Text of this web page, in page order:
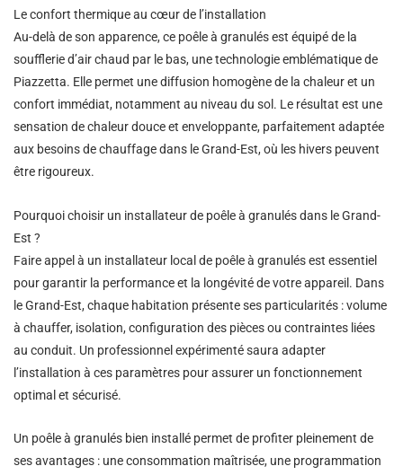
Le confort thermique au cœur de l’installation
Au-delà de son apparence, ce poêle à granulés est équipé de la
soufflerie d’air chaud par le bas, une technologie emblématique de
Piazzetta. Elle permet une diffusion homogène de la chaleur et un
confort immédiat, notamment au niveau du sol. Le résultat est une
sensation de chaleur douce et enveloppante, parfaitement adaptée
aux besoins de chauffage dans le Grand-Est, où les hivers peuvent
être rigoureux.
Pourquoi choisir un installateur de poêle à granulés dans le Grand-
Est ?
Faire appel à un installateur local de poêle à granulés est essentiel
pour garantir la performance et la longévité de votre appareil. Dans
le Grand-Est, chaque habitation présente ses particularités : volume
à chauffer, isolation, configuration des pièces ou contraintes liées
au conduit. Un professionnel expérimenté saura adapter
l’installation à ces paramètres pour assurer un fonctionnement
optimal et sécurisé.
Un poêle à granulés bien installé permet de profiter pleinement de
ses avantages : une consommation maîtrisée, une programmation